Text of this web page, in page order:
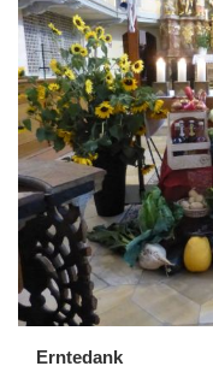
Erntedank